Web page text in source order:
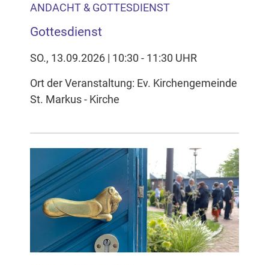
ANDACHT & GOTTESDIENST
Gottesdienst
SO., 13.09.2026 | 10:30 - 11:30 UHR
Ort der Veranstaltung: Ev. Kirchengemeinde
St. Markus - Kirche